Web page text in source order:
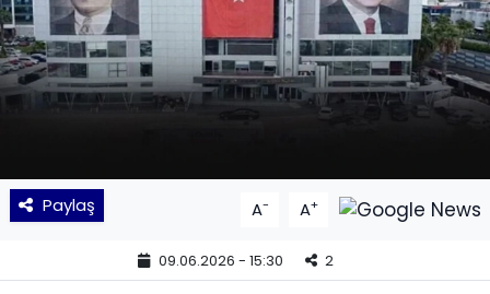
Paylaş A- A+
09.06.2026 - 15:30 2
POLİTİKA
SAĞLIK
SPOR
TEKNOLOJİ